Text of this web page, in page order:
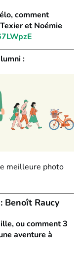
comment
et Noémie
:
meilleure photo
Benoît Raucy
ou comment 3
aventure à